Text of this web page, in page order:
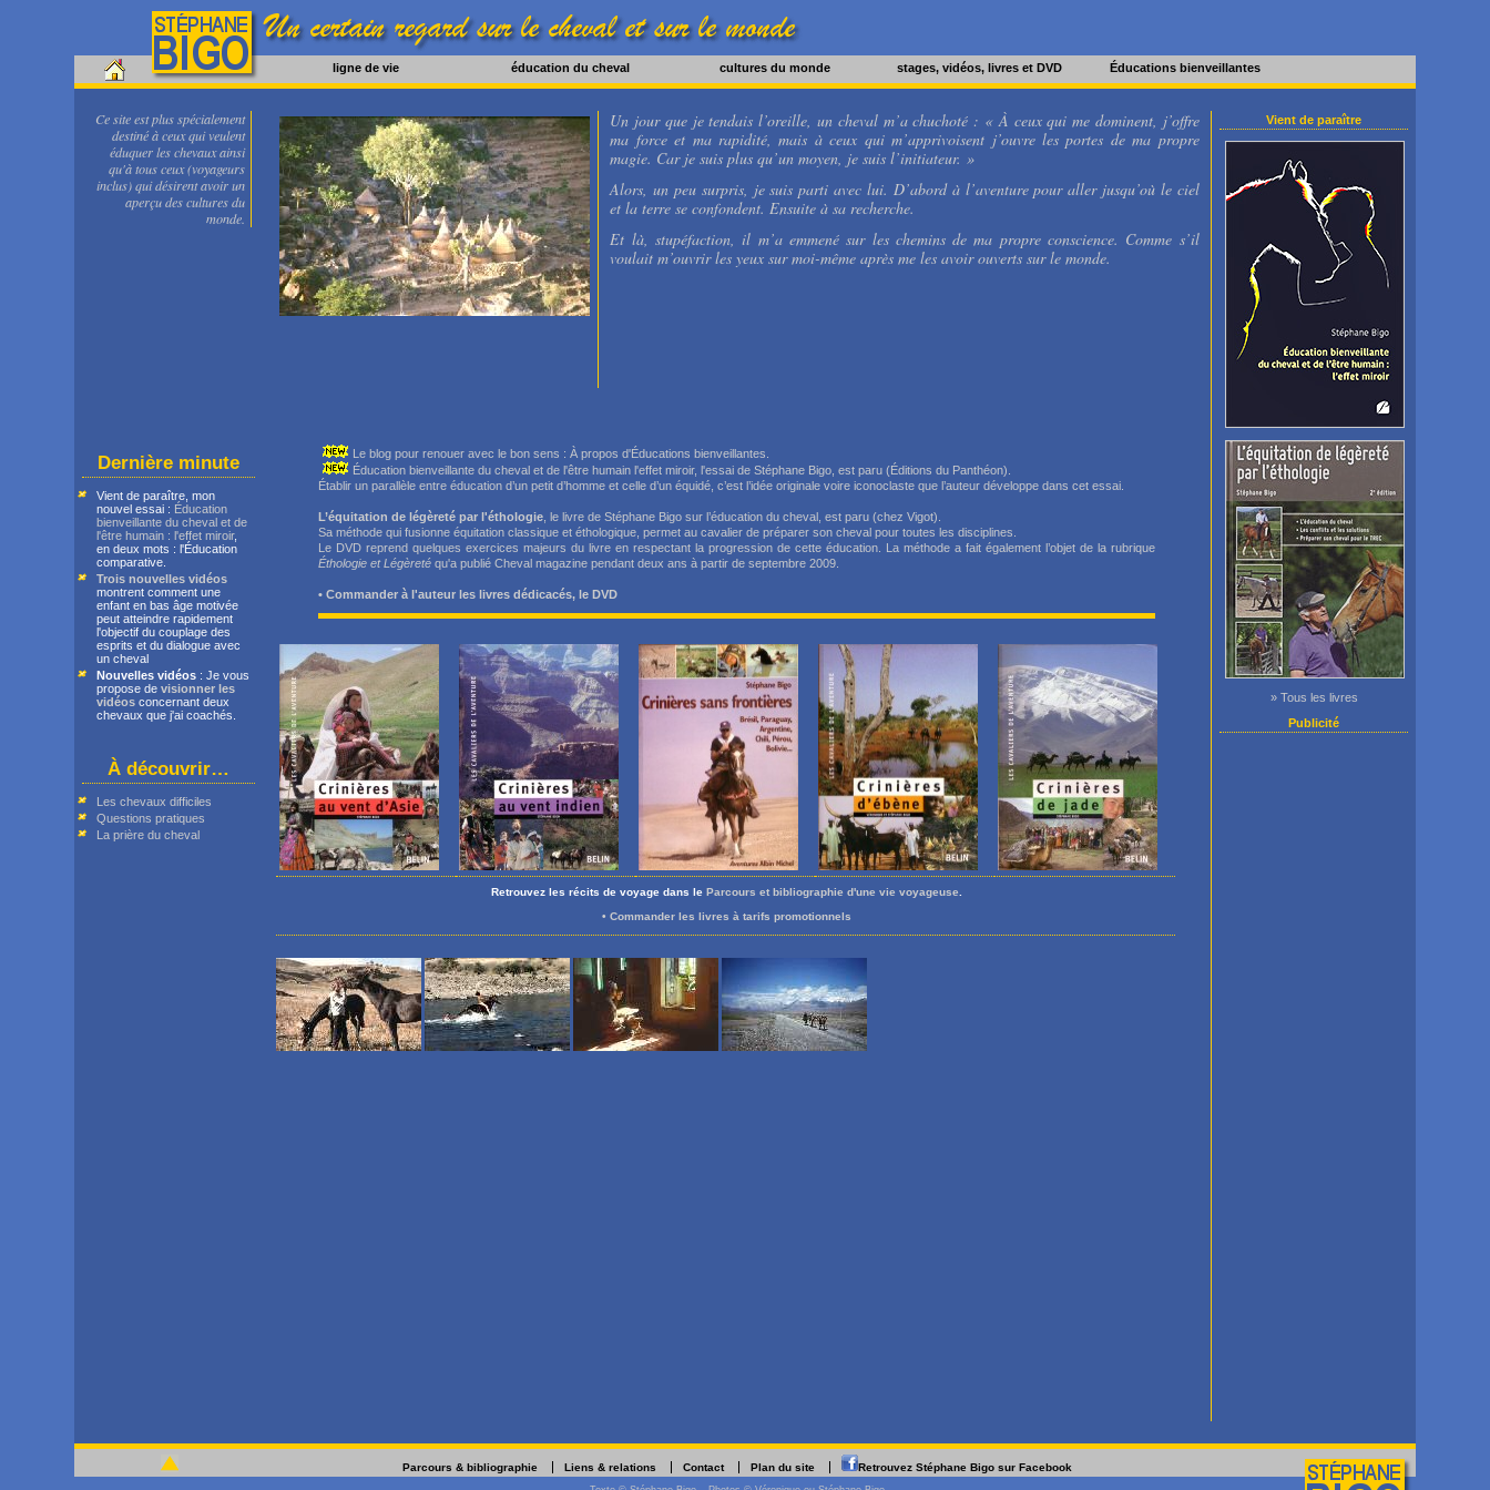
ligne de vie éducation du cheval cultures du monde stages, vidéos, livres et DVD Éducations bienveillantes
Ce site est plus spécialement
destiné à ceux qui veulent
éduquer les chevaux ainsi
qu'à tous ceux (voyageurs
inclus) qui désirent avoir un
aperçu des cultures du
monde.
Dernière minute
Vient de paraître, mon
nouvel essai : Éducation
bienveillante du cheval et de
l'être humain : l'effet miroir,
en deux mots : l'Éducation
comparative.
Trois nouvelles vidéos
montrent comment une
enfant en bas âge motivée
peut atteindre rapidement
l'objectif du couplage des
esprits et du dialogue avec
un cheval
Nouvelles vidéos : Je vous
propose devisionner les
vidéos concernant deux
chevaux que j'ai coachés.
À découvrir…
Les chevaux difficiles
Questions pratiques
La prière du cheval
Vient de paraître
» Tous les livres
Publicité
Un jour que je tendais l’oreille, un cheval m’a chuchoté : « À ceux qui me dominent, j’offre
ma force et ma rapidité, mais à ceux qui m’apprivoisent j’ouvre les portes de ma propre
magie. Car je suis plus qu’un moyen, je suis l’initiateur. »
Alors, un peu surpris, je suis parti avec lui. D’abord à l’aventure pour aller jusqu’où le ciel
et la terre se confondent. Ensuite à sa recherche.
Et là, stupéfaction, il m’a emmené sur les chemins de ma propre conscience. Comme s’il
voulait m’ouvrir les yeux sur moi-même après me les avoir ouverts sur le monde.
Le blog pour renouer avec le bon sens :À propos d'Éducations bienveillantes
Éducation bienveillante du cheval et de l'être humain l'effet miroir, l'essai de Stéphane Bigo, est paru (Éditions du Panthéon).
Établir un parallèle entre éducation d’un petit d’homme et celle d’un équidé, c’est l’idée originale voire iconoclaste que l’auteur développe dans cet essai.
L’équitation de légèreté par l'éthologie , le livre de Stéphane Bigo sur l’éducation du cheval, est paru (chez Vigot).
Sa méthode qui fusionne équitation classique et éthologique, permet au cavalier de préparer son cheval pour toutes les disciplines.
Le DVD reprend quelques exercices majeurs du livre en respectant la progression de cette éducation. La méthode a fait également l’objet de la rubrique
Éthologie et Légèreté qu'a publié Cheval magazine pendant deux ans à partir de septembre 2009.
•Commander à l'auteur les livres dédicacés, le DVD
Retrouvez les récits de voyage dans le Parcours et bibliographie d'une vie voyageuse.
•Commander les livres à tarifs promotionnels
Parcours & bibliographie Liens & relations Contact Plan du site Retrouvez Stéphane Bigo sur Facebook